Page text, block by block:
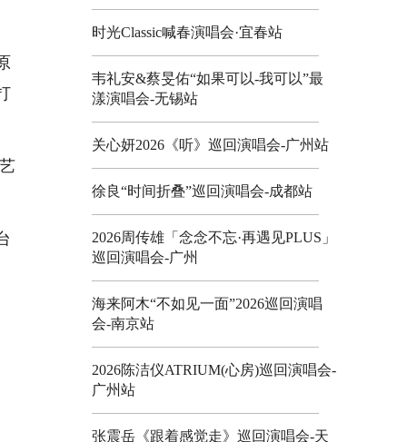
时光Classic喊春演唱会·宜春站
韦礼安&蔡旻佑“如果可以-我可以”最
漾演唱会-无锡站
关心妍2026《听》巡回演唱会-广州站
徐良“时间折叠”巡回演唱会-成都站
2026周传雄「念念不忘·再遇见PLUS」
巡回演唱会-广州
海来阿木“不如见一面”2026巡回演唱
会-南京站
2026陈洁仪ATRIUM(心房)巡回演唱会-
广州站
张震岳《跟着感觉走》巡回演唱会-天